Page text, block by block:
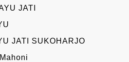
JATI
JATI SUKOHARJO